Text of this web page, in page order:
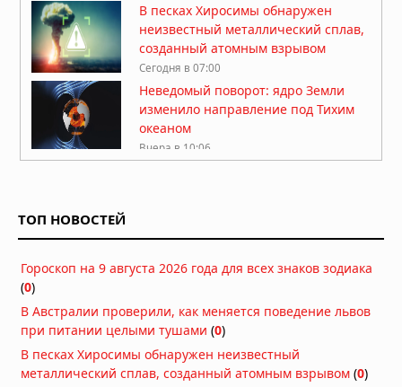
В песках Хиросимы обнаружен
неизвестный металлический сплав,
созданный атомным взрывом
Сегодня в 07:00
Неведомый поворот: ядро Земли
изменило направление под Тихим
океаном
Вчера в 10:06
достигает пика в 40 лет, а не в 20
Гипотеза живого космоса: Вселенная
может быть разумной
06.08.2026 в 09:18
ТОП НОВОСТЕЙ
Гороскоп на 9 августа 2026 года для всех знаков зодиака
(0)
В Австралии проверили, как меняется поведение львов
при питании целыми тушами (0)
В песках Хиросимы обнаружен неизвестный
металлический сплав, созданный атомным взрывом (0)